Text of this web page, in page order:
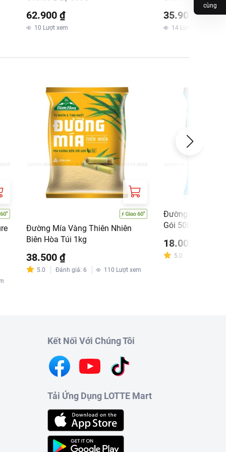
62.900 ₫
10 Lượt xem
35.900 ₫
14 Lượt xem
Đường Mía Vàng Thiên Nhiên
Biên Hòa Túi 1kg
38.500 ₫
5.0 Đánh giá: 6 110 Lượt xem
Đường Tinh
Gói 500G
18.000 ₫
5.0
Kết Nối Với Chúng Tôi
Tải Ứng Dụng LOTTE Mart
cùng